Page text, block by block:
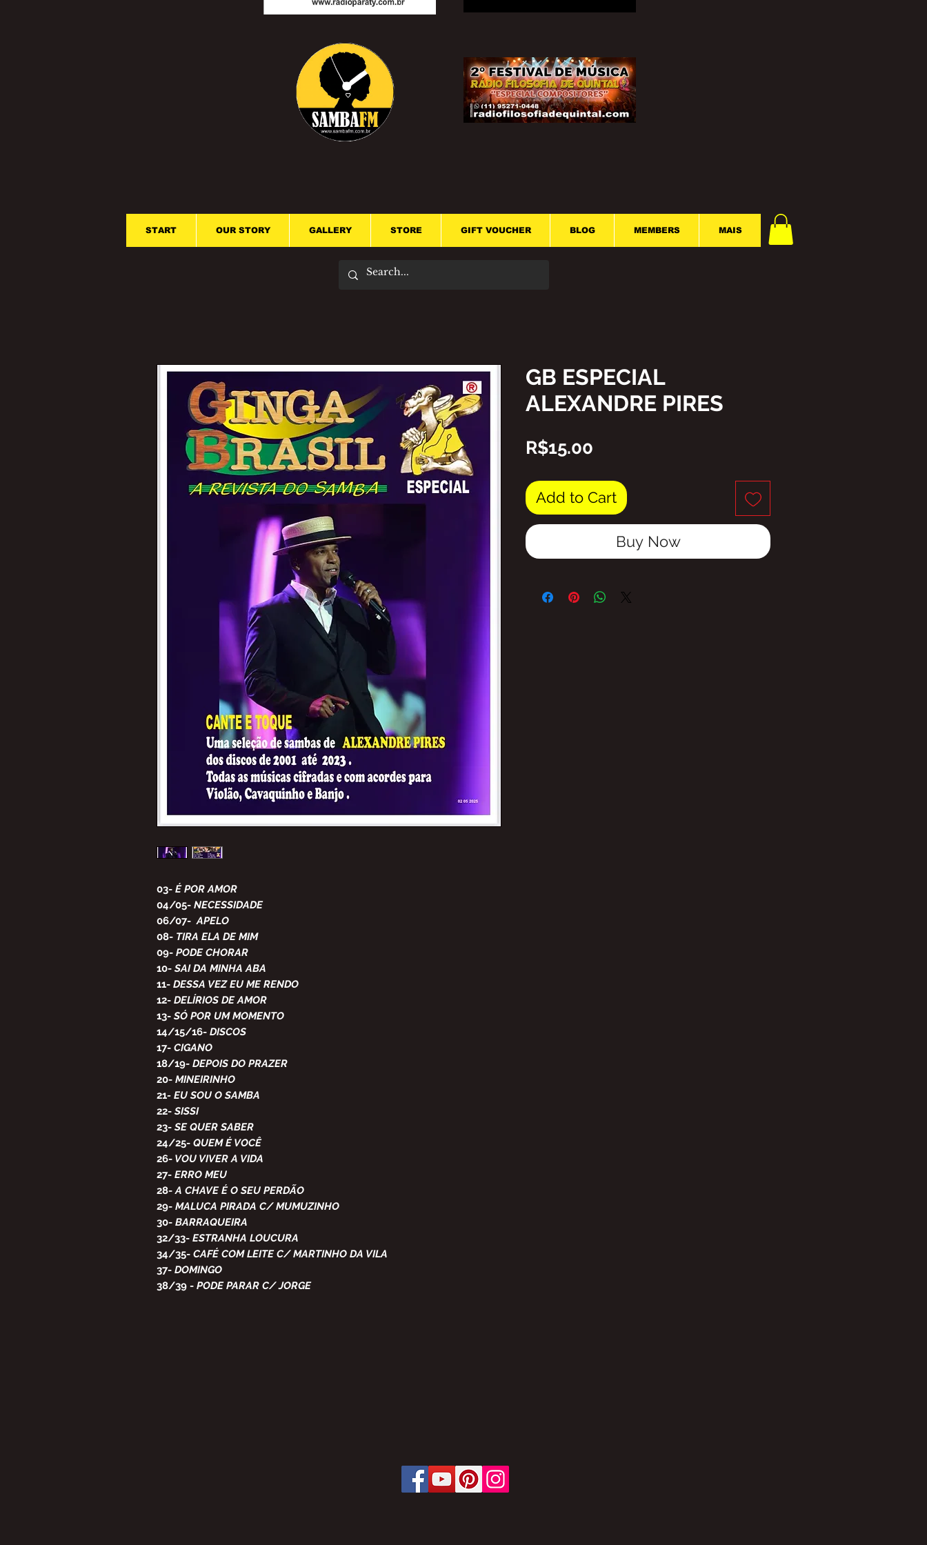
START OUR STORY GALLERY STORE GIFT VOUCHER BLOG MEMBERS MAIS
03- É POR AMOR
04/05- NECESSIDADE
06/07- APELO
08- TIRA ELA DE MIM
09- PODE CHORAR
10-SAI DA MINHA ABA
11- DESSA VEZ EU ME RENDO
12- DELÍRIOS DE AMOR
13-SÓ POR UM MOMENTO
14/15/16- DISCOS
17- CIGANO
18/19- DEPOIS DO PRAZER
20- MINEIRINHO
21- EU SOU O SAMBA
22-SISSI
23-SE QUER SABER
24/25- QUEM É VOCÊ
26- VOU VIVER A VIDA
27- ERRO MEU
28-A CHAVE É O SEU PERDÃO
29- MALUCA PIRADA C/ MUMUZINHO
30- BARRAQUEIRA
32/33- ESTRANHA LOUCURA
34/35- CAFÉ COM LEITE C/ MARTINHO DA VILA
37- DOMINGO
38/39 - PODE PARAR C/ JORGE
GB ESPECIAL
ALEXANDRE PIRES
R$15.00
Add to Cart
Buy Now